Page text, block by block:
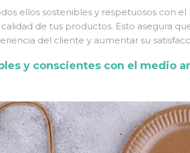
ellos sostenibles y respetuosos con
de tus productos. Esto asegura
del cliente y aumentar su
y conscientes con el medio